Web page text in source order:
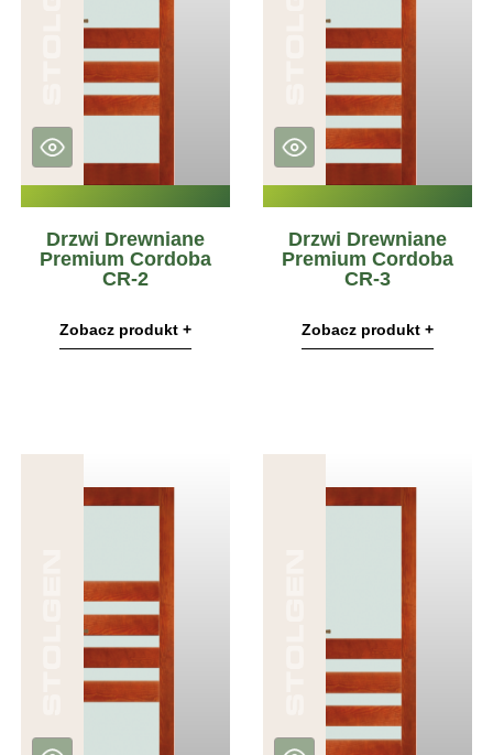
Drzwi Drewniane
Premium Cordoba
CR-2
Zobacz produkt +
Drzwi Drewniane
Premium Cordoba
CR-3
Zobacz produkt +